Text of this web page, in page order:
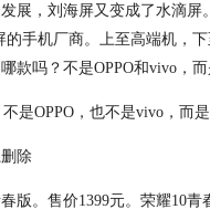
展，刘海屏又变成了水滴屏
的手机厂商。上至高端机，
款吗？不是OPPO和vivo，而
除
版。售价1399元。荣耀10青